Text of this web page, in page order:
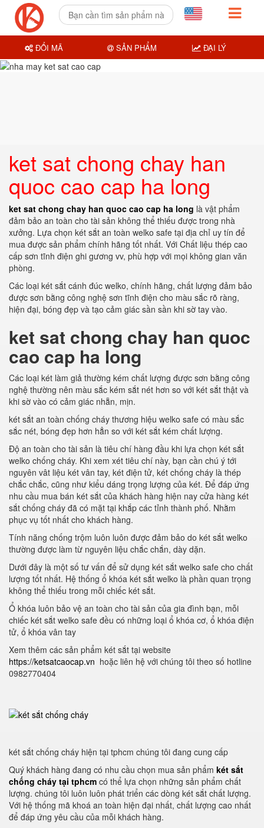
ket sat chong chay han
quoc cao cap ha long
ket sat chong chay han quoc cao cap ha long là vật phẩm
đảm bảo an toàn cho tài sản không thể thiếu được trong nhà
xưởng. Lựa chọn két sắt an toàn welko safe tại địa chỉ uy tín để
mua được sản phẩm chính hãng tốt nhất. Với Chất liệu thép cao
cấp sơn tĩnh điện ghi gương vv, phù hợp với mọi không gian văn
phòng.
Các loại két sắt cánh đúc welko, chính hãng, chất lượng đảm bảo
được sơn bằng công nghệ sơn tĩnh điện cho màu sắc rõ ràng,
hiện đại, bóng đẹp và tạo cảm giác sần sần khi sờ tay vào.
ket sat chong chay han quoc
cao cap ha long
Các loại két làm giả thường kém chất lượng được sơn bằng công
nghệ thường nên màu sắc kém sắt nét hơn so với két sắt thật và
khi sờ vào có cảm giác nhẵn, mịn.
két sắt an toàn chống cháy thương hiệu welko safe có màu sắc
sắc nét, bóng đẹp hơn hẳn so với két sắt kém chất lượng.
Độ an toàn cho tài sản là tiêu chí hàng đầu khi lựa chọn két sắt
welko chống cháy. Khi xem xét tiêu chí này, bạn cần chú ý tới
nguyên vât liệu két vân tay, két điện tử, két chống cháy là thép
chắc chắc, cũng như kiểu dáng trọng lượng của két. Để đáp ứng
nhu cầu mua bán két sắt của khách hàng hiện nay cửa hàng két
sắt chống cháy đã có mặt tại khắp các tỉnh thành phố. Nhằm
phục vụ tốt nhất cho khách hàng.
Tính năng chống trộm luôn luôn được đảm bảo do két sắt welko
thường được làm từ nguyên liệu chắc chắn, dày dặn.
Dưới đây là một số tư vấn để sử dụng két sắt welko safe cho chất
lượng tốt nhất. Hệ thống ổ khóa két sắt welko là phần quan trọng
không thể thiếu trong mỗi chiếc két sắt.
Ổ khóa luôn bảo vệ an toàn cho tài sản của gia đình bạn, mỗi
chiếc két sắt welko safe đều có những loại ổ khóa cơ, ổ khóa điện
tử, ổ khóa vân tay
Xem thêm các sản phẩm két sắt tại website
https://ketsatcaocap.vn hoặc liên hệ với chúng tôi theo số hotline
0982770404
két sắt chống cháy hiện tại tphcm chúng tôi đang cung cấp
Quý khách hàng đang có nhu cầu chọn mua sản phẩm két sắt
chống cháy tại tphcm có thể lựa chọn những sản phẩm chất
lượng. chúng tôi luôn luôn phát triển các dòng két sắt chất lượng.
Với hệ thống mã khoá an toàn hiện đại nhất, chất lượng cao nhất
để đáp ứng yêu cầu của mỗi khách hàng.
ĐỔI MÃ SẢN PHẨM ĐẠI LÝ